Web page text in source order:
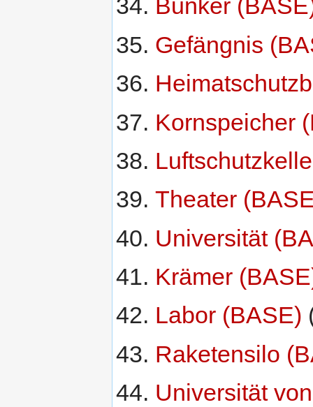
Bunker
Gefängnis
Kornspeicher
Theater
Universität
Krämer
Labor (BASE)
Raketensilo
Universität